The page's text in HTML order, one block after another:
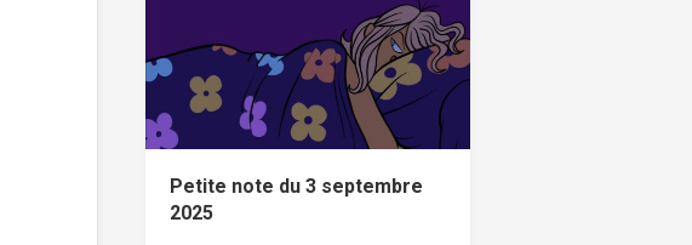
Petite note du 3 septembre
2025